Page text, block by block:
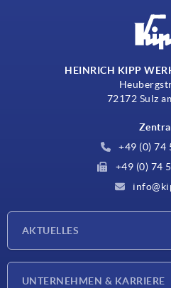
HEINRICH KIPP
72172 Sulz
+49 (0) 74
+49 (0) 74
AKTUELLES
UNTERNEHMEN & KARRIERE